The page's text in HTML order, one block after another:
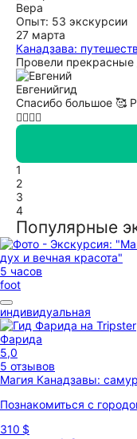
Вера
Опыт: 53 экскурсии
27 марта
Канадзава:
Провели прекрасные
Евгенийгид
Спасибо большое 🥰
🙇🏻‍♂️✨
1
2
3
4
Популярные
5 часов
foot
индивидуальная
Фарида
5,0
5 отзывов
Магия Канадзавы:
Познакомиться с
310 $